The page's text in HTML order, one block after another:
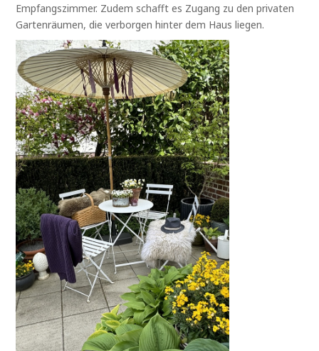
Empfangszimmer. Zudem schafft es Zugang zu den privaten
Gartenräumen, die verborgen hinter dem Haus liegen.